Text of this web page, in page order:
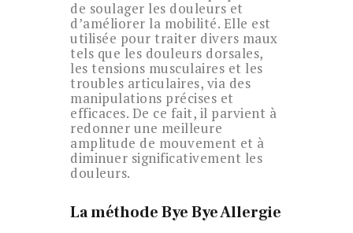
de soulager les douleurs et
d’améliorer la mobilité. Elle est
utilisée pour traiter divers maux
tels que les douleurs dorsales,
les tensions musculaires et les
troubles articulaires, via des
manipulations précises et
efficaces. De ce fait, il parvient à
redonner une meilleure
amplitude de mouvement et à
diminuer significativement les
douleurs.
La méthode Bye Bye Allergie